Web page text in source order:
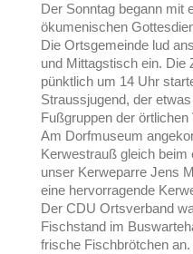
Der Sonntag begann mit
ökumenischen
Die Ortsgemeinde lud
und Mittagstisch ein. Die
pünktlich um 14 Uhr
Straussjugend, der
Fußgruppen der
Am Dorfmuseum
Kerwestrauß gleich beim
unser Kerweparre Jens
eine hervorragende
Der CDU Ortsverband
Fischstand im
frische Fischbrötchen